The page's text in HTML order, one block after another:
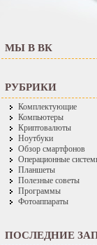
МЫ В ВК
РУБРИКИ
Комплектующие
Компьютеры
Криптовалюты
Ноутбуки
Обзор смартфонов
Операционные
Планшеты
Полезные советы
Программы
Фотоаппараты
ПОСЛЕДНИЕ